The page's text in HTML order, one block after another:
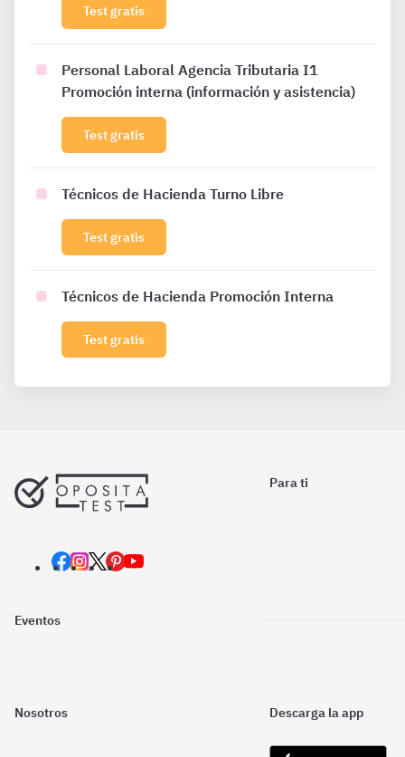
Test gratis
Personal Laboral Agencia Tributaria I1
Promoción interna (información y asistencia)
Test gratis
Técnicos de Hacienda Turno Libre
Test gratis
Técnicos de Hacienda Promoción Interna
Test gratis
Para ti
Eventos
Nosotros Descarga la app